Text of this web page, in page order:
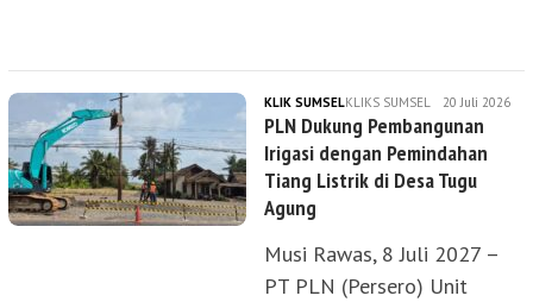
KLIK SUMSELKLIKS SUMSEL 20 Juli 2026
PLN Dukung Pembangunan
Irigasi dengan Pemindahan
Tiang Listrik di Desa Tugu
Agung
Musi Rawas, 8 Juli 2027 –
PT PLN (Persero) Unit